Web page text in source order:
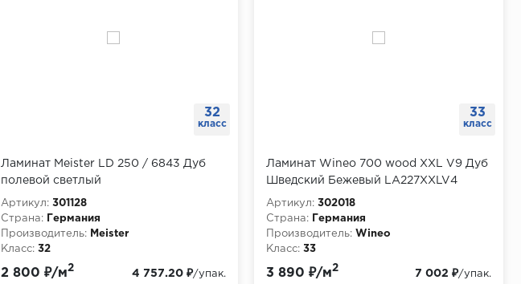
32
класс
Ламинат Meister LD 250 / 6843 Дуб
полевой светлый
Артикул: 301128
Страна:
Германия
Производитель:
Meister
Класс: 32
Толщина, мм:
2 800 ₽/м2
4 757.20 ₽/упак.
33
класс
Ламинат Wineo 700 wood XXL V9 Дуб
Шведский Бежевый LA227XXLV4
Артикул: 302018
Страна:
Германия
Производитель: Wineo
Класс: 33
Толщина, мм:
3 890 ₽/м2
7 002 ₽/упак.